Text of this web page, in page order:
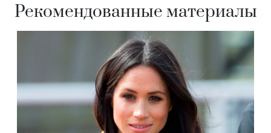
Рекомендованные материалы